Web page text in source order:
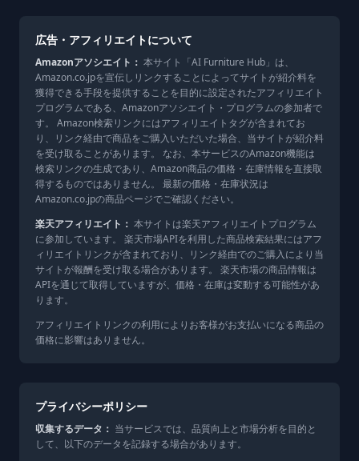
広告・アフィリエイトについて
Amazonアソシエイト： 本サイト「AI Furniture Hub」は、
Amazon.co.jpを宣伝しリンクすることによってサイトが紹介料を
獲得できる手段を提供することを目的に設定されたアフィリエイト
プログラムである、Amazonアソシエイト・プログラムの参加者で
す。 Amazon検索リンクにはアフィリエイトタグが含まれてお
り、リンク経由で商品をご購入いただいた場合、当サイトが紹介料
を受け取ることがあります。 なお、本サービスのAmazon機能は
検索リンクの生成であり、Amazon商品の価格・在庫情報を直接取
得するものではありません。 最新の価格・在庫状況は
Amazon.co.jpの商品ページでご確認ください。
楽天アフィリエイト： 本サイトは楽天アフィリエイトプログラム
に参加しています。 楽天市場APIを利用した商品検索結果にはアフ
ィリエイトリンクが含まれており、リンク経由でのご購入により当
サイトが報酬を受け取る場合があります。 楽天市場の商品情報は
APIを通じて取得していますが、価格・在庫は変動する可能性があ
ります。
アフィリエイトリンクの利用によりお客様がお支払いになる商品の
価格に影響はありません。
プライバシーポリシー
収集するデータ： 当サービスでは、品質向上と市場分析を目的と
して、以下のデータを記録する場合があります。